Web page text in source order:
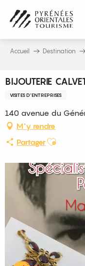
contenu
principal
Accueil Destination
BIJOUTERIE
VISITES D’ENTREPRISES
140 avenue du
M'y rendre
PartagerAjouter